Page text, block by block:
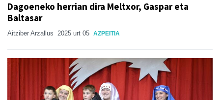
Dagoeneko herrian dira Meltxor, Gaspar eta
Baltasar
Aitziber Arzallus 2025 urt 05 AZPEITIA